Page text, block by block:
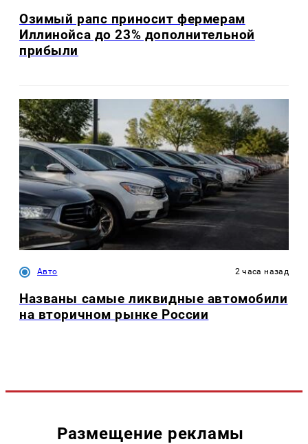
Озимый рапс приносит фермерам
Иллинойса до 23% дополнительной
прибыли
Авто 2 часа назад
Названы самые ликвидные автомобили
на вторичном рынке России
Размещение рекламы